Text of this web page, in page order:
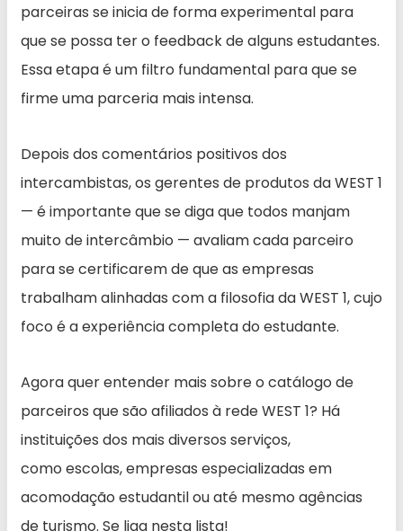
parceiras se inicia de forma experimental para
que se possa ter o feedback de alguns estudantes.
Essa etapa é um filtro fundamental para que se
firme uma parceria mais intensa.
Depois dos comentários positivos dos
intercambistas, os gerentes de produtos da WEST 1
— é importante que se diga que todos manjam
muito de intercâmbio — avaliam cada parceiro
para se certificarem de que as empresas
trabalham alinhadas com a filosofia da WEST 1, cujo
foco é a experiência completa do estudante.
Agora quer entender mais sobre o catálogo de
parceiros que são afiliados à rede WEST 1? Há
instituições dos mais diversos serviços,
como escolas, empresas especializadas em
acomodação estudantil ou até mesmo agências
de turismo. Se liga nesta lista!